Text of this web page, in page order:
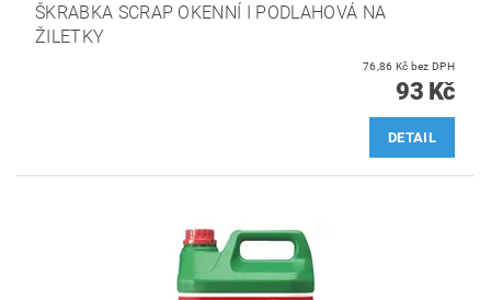
ŠKRABKA SCRAP OKENNÍ I PODLAHOVÁ NA
ŽILETKY
76,86 Kč bez DPH
93 Kč
DETAIL